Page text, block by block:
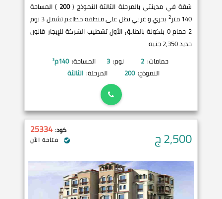
شقة في مدينتي بالمرحلة الثالثة النموذج (200 ) المساحة
140 متر
2
بحري و غربي تطل على منطقة مطاعم تشمل 3 نوم
2 حمام 0 بلكونة بالطابق الأول تشطيب الشركة للإيجار قانون
جديد 2,350 جنيه
حمامات: 2 نوم: 3 المساحة: 140م²
النموذج: 200 المرحلة: الثالثة
2,500ج كود: 25334
متاحة الآن